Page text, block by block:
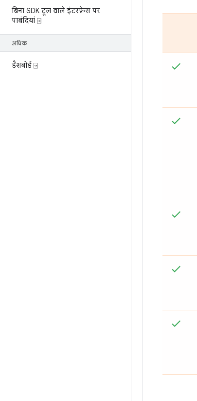
बिना SDK टूल वाले इंटरफ़ेस पर
पाबंदियां ⍈
अधिक
डैशबोर्ड ⍈